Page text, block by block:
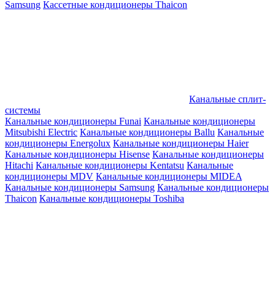
Samsung Кассетные кондиционеры Thaicon
Канальные сплит-
системы
Канальные кондиционеры Funai Канальные кондиционеры
Mitsubishi Electric Канальные кондиционеры Ballu Канальные
кондиционеры Energolux Канальные кондиционеры Haier
Канальные кондиционеры Hisense Канальные кондиционеры
Hitachi Канальные кондиционеры Kentatsu Канальные
кондиционеры MDV Канальные кондиционеры MIDEA
Канальные кондиционеры Samsung Канальные кондиционеры
Thaicon Канальные кондиционеры Toshiba